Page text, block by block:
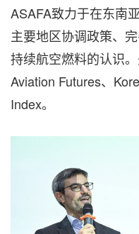
ASAFA致力于在东南
主要地区协调政策、
持续航空燃料的认识
Aviation Futures、
Index。